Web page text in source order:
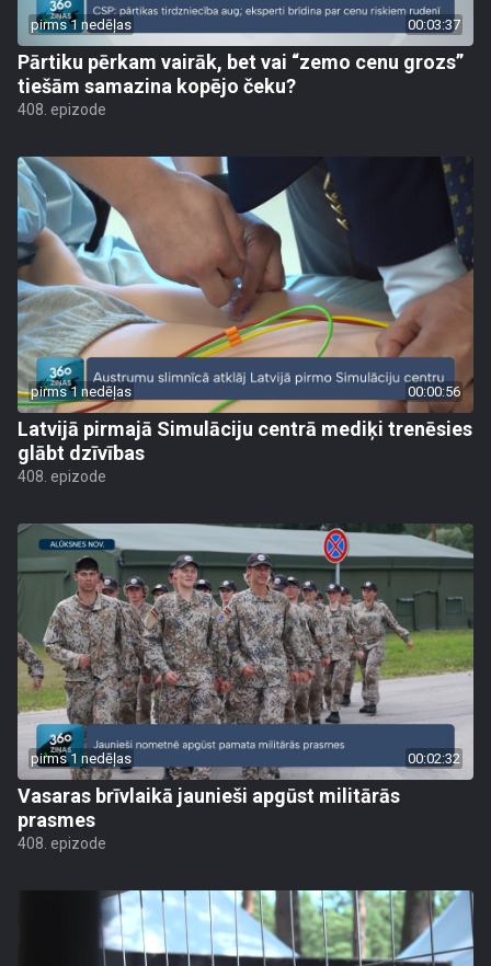
pirms 1 nedēļas 00:03:37
Pārtiku pērkam vairāk, bet vai “zemo cenu grozs”
tiešām samazina kopējo čeku?
408. epizode
pirms 1 nedēļas 00:00:56
Latvijā pirmajā Simulāciju centrā mediķi trenēsies
glābt dzīvības
408. epizode
pirms 1 nedēļas 00:02:32
Vasaras brīvlaikā jaunieši apgūst militārās
prasmes
408. epizode